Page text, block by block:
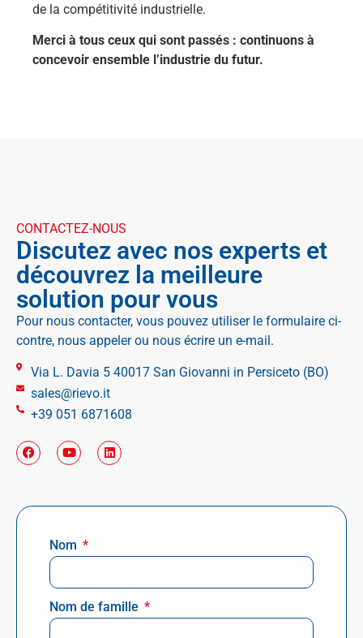
de la compétitivité industrielle.
Merci à tous ceux qui sont passés : continuons à
concevoir ensemble l’industrie du futur.
CONTACTEZ-NOUS
Discutez avec nos experts et
découvrez la meilleure
solution pour vous
Pour nous contacter, vous pouvez utiliser le formulaire ci-
contre, nous appeler ou nous écrire un e-mail.
Via L. Davia 5 40017 San Giovanni in Persiceto (BO)
sales@rievo.it
+39 051 6871608
Nom
Nom de famille